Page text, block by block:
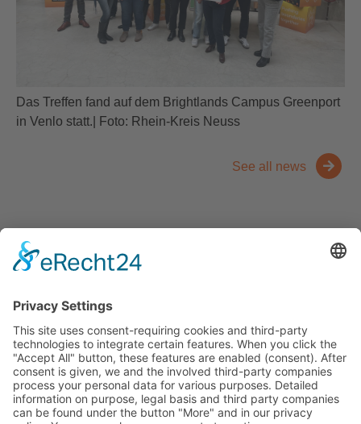
Das Treffen fand auf dem Brightlands Campus Greenport
in Venlo statt.| Foto: Rhein-Kreis Neuss
See all news